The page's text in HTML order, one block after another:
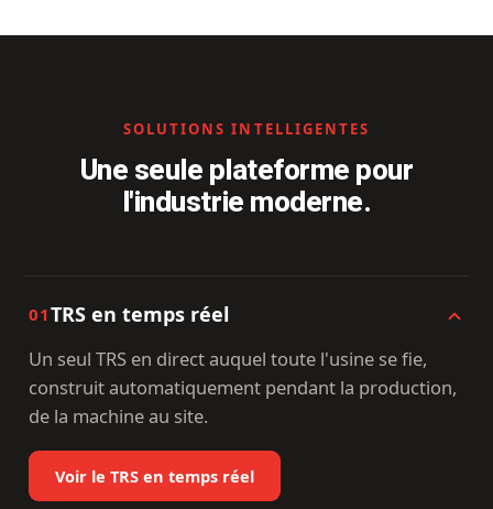
SOLUTIONS INTELLIGENTES
Une seule plateforme pour
l'industrie moderne.
01TRS en temps réel
Un seul TRS en direct auquel toute l'usine se fie,
construit automatiquement pendant la production,
de la machine au site.
Voir le TRS en temps réel